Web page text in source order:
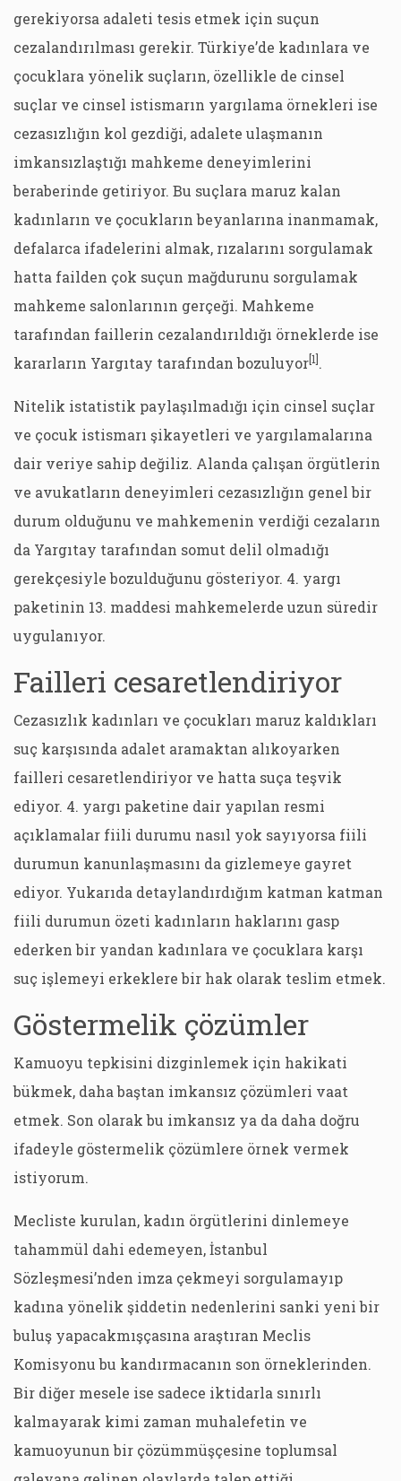
gerekiyorsa adaleti tesis etmek için suçun
cezalandırılması gerekir. Türkiye’de kadınlara ve
çocuklara yönelik suçların, özellikle de cinsel
suçlar ve cinsel istismarın yargılama örnekleri ise
cezasızlığın kol gezdiği, adalete ulaşmanın
imkansızlaştığı mahkeme deneyimlerini
beraberinde getiriyor. Bu suçlara maruz kalan
kadınların ve çocukların beyanlarına inanmamak,
defalarca ifadelerini almak, rızalarını sorgulamak
hatta failden çok suçun mağdurunu sorgulamak
mahkeme salonlarının gerçeği. Mahkeme
tarafından faillerin cezalandırıldığı örneklerde ise
kararların Yargıtay tarafından bozuluyor[1].
Nitelik istatistik paylaşılmadığı için cinsel suçlar
ve çocuk istismarı şikayetleri ve yargılamalarına
dair veriye sahip değiliz. Alanda çalışan örgütlerin
ve avukatların deneyimleri cezasızlığın genel bir
durum olduğunu ve mahkemenin verdiği cezaların
da Yargıtay tarafından somut delil olmadığı
gerekçesiyle bozulduğunu gösteriyor. 4. yargı
paketinin 13. maddesi mahkemelerde uzun süredir
uygulanıyor.
Failleri cesaretlendiriyor
Cezasızlık kadınları ve çocukları maruz kaldıkları
suç karşısında adalet aramaktan alıkoyarken
failleri cesaretlendiriyor ve hatta suça teşvik
ediyor. 4. yargı paketine dair yapılan resmi
açıklamalar fiili durumu nasıl yok sayıyorsa fiili
durumun kanunlaşmasını da gizlemeye gayret
ediyor. Yukarıda detaylandırdığım katman katman
fiili durumun özeti kadınların haklarını gasp
ederken bir yandan kadınlara ve çocuklara karşı
suç işlemeyi erkeklere bir hak olarak teslim etmek.
Göstermelik çözümler
Kamuoyu tepkisini dizginlemek için hakikati
bükmek, daha baştan imkansız çözümleri vaat
etmek. Son olarak bu imkansız ya da daha doğru
ifadeyle göstermelik çözümlere örnek vermek
istiyorum.
Mecliste kurulan, kadın örgütlerini dinlemeye
tahammül dahi edemeyen, İstanbul
Sözleşmesi’nden imza çekmeyi sorgulamayıp
kadına yönelik şiddetin nedenlerini sanki yeni bir
buluş yapacakmışçasına araştıran Meclis
Komisyonu bu kandırmacanın son örneklerinden.
Bir diğer mesele ise sadece iktidarla sınırlı
kalmayarak kimi zaman muhalefetin ve
kamuoyunun bir çözümmüşçesine toplumsal